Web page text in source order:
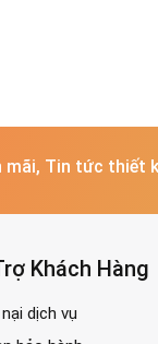
mãi, Tin tức thiết
Khách Hàng